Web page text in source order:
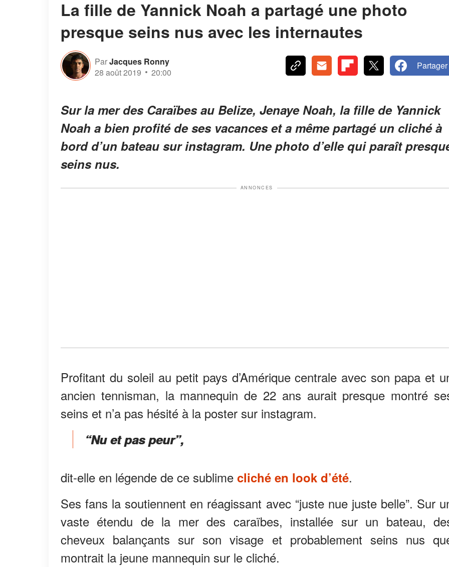
La fille de Yannick Noah a partagé une photo
presque seins nus avec les internautes
ParJacques Ronny
28 août 2019
20:00
Partager
Sur la mer des Caraïbes au Belize, Jenaye Noah, la fille de Yannick
Noah a bien profité de ses vacances et a même partagé un cliché à
bord d’un bateau sur instagram. Une photo d’elle qui paraît
seins nus.
ANNONCES
Profitant du soleil au petit pays d’Amérique centrale avec son papa et
ancien tennisman, la mannequin de 22 ans aurait presque montré
seins et n’a pas hésité à la poster sur instagram.
“Nu et pas peur”,
dit-elle en légende de ce sublime cliché en look d’été.
Ses fans la soutiennent en réagissant avec “juste nue juste belle”. Sur
vaste étendu de la mer des caraïbes, installée sur un bateau,
cheveux balançants sur son visage et probablement seins nus
montrait la jeune mannequin sur le cliché.